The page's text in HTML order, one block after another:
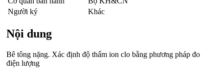
Người ký
Khác
Nội dung
Bê tông nặng. Xác định độ thấm ion clo bằng phương pháp đo
điện lượng